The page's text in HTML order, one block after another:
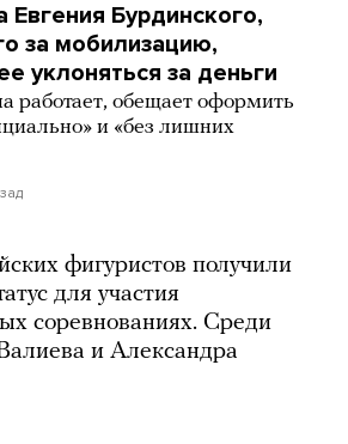
Евгения Бурдинского,
за мобилизацию,
уклоняться за деньги
работает, обещает оформить
и «без лишних
фигуристов получили
для участия
соревнованиях. Среди
и Александра